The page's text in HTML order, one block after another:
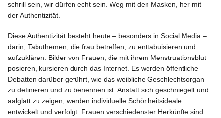
schrill sein, wir dürfen echt sein. Weg mit den Masken, her mit
der Authentizität.
Diese Authentizität besteht heute – besonders in Social Media –
darin, Tabuthemen, die frau betreffen, zu enttabuisieren und
aufzuklären. Bilder von Frauen, die mit ihrem Menstruationsblut
posieren, kursieren durch das Internet. Es werden öffentliche
Debatten darüber geführt, wie das weibliche Geschlechtsorgan
zu definieren und zu benennen ist. Anstatt sich geschniegelt und
aalglatt zu zeigen, werden individuelle Schönheitsideale
entwickelt und verfolgt. Frauen verschiedenster Herkünfte sind